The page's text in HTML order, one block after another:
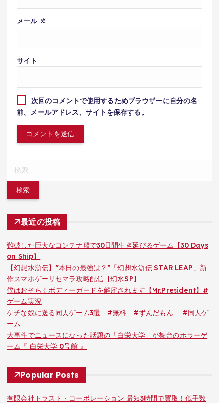
メール ※
サイト
次回のコメントで使用するためブラウザーに自分の名
前、メールアドレス、サイトを保存する。
最近の投稿
難破した巨大なコンテナ船で30日間生き延びるゲーム【30 Days
on Ship】
【幻想水滸伝】”本日の最強は？”「幻想水滸伝 STAR LEAP」新
作スマホゲーリセマラ攻略配信【幻水SP】
僕はおそらくボディーガードを解雇されます【Mr.President】#
ゲーム実況
ケチな奴に送る同人ゲーム3選 #無料 #ずんだもん #同人ゲ
ーム
大事件でニュースになった話題の「白栄大学」が舞台のホラーゲ
ーム『 白栄大学 0号館 』
Popular Posts
有限会社トラスト・コーポレーション 最短3時間で買取！低手数